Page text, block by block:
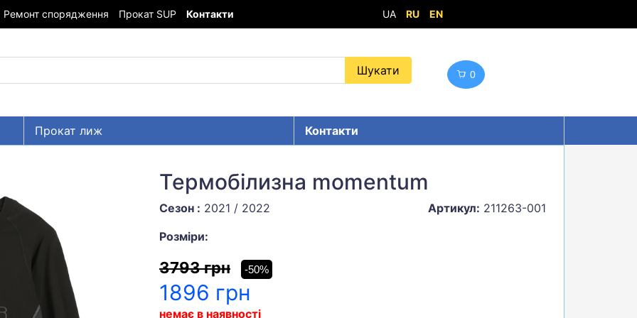
Ремонт спорядження Прокат SUP Контакти UA RU EN
0
Прокат лиж
Контакти
Термобілизна momentum
Сезон : 2021 / 2022 Артикул: 211263-001
Розміри:
3793 грн -50%
1896 грн
немає в наявності